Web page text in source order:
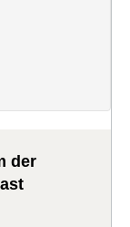
der